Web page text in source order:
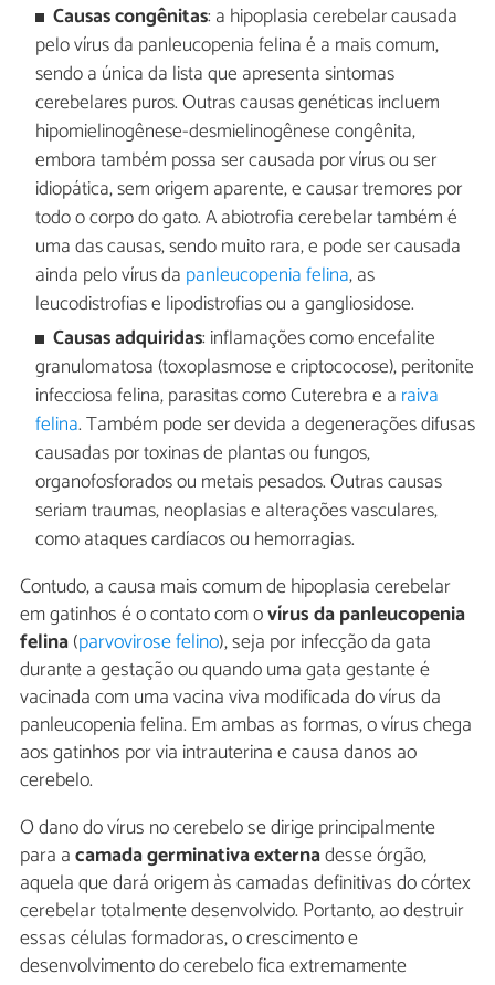
Causas congênitas: a hipoplasia cerebelar causada
pelo vírus da panleucopenia felina é a mais comum,
sendo a única da lista que apresenta sintomas
cerebelares puros. Outras causas genéticas incluem
hipomielinogênese-desmielinogênese congênita,
embora também possa ser causada por vírus ou ser
idiopática, sem origem aparente, e causar tremores por
todo o corpo do gato. A abiotrofia cerebelar também é
uma das causas, sendo muito rara, e pode ser causada
ainda pelo vírus da panleucopenia felina, as
leucodistrofias e lipodistrofias ou a gangliosidose.
Causas adquiridas: inflamações como encefalite
granulomatosa (toxoplasmose e criptococose), peritonite
infecciosa felina, parasitas como Cuterebra e a raiva
felina. Também pode ser devida a degenerações difusas
causadas por toxinas de plantas ou fungos,
organofosforados ou metais pesados. Outras causas
seriam traumas, neoplasias e alterações vasculares,
como ataques cardíacos ou hemorragias.
Contudo, a causa mais comum de hipoplasia cerebelar
em gatinhos é o contato com ovírus da panleucopenia
felina(parvovirose felino), seja por infecção da gata
durante a gestação ou quando uma gata gestante é
vacinada com uma vacina viva modificada do vírus da
panleucopenia felina. Em ambas as formas, o vírus chega
aos gatinhos por via intrauterina e causa danos ao
cerebelo.
O dano do vírus no cerebelo se dirige principalmente
para acamada germinativa externadesse órgão,
aquela que dará origem às camadas definitivas do córtex
cerebelar totalmente desenvolvido. Portanto, ao destruir
essas células formadoras, o crescimento e
desenvolvimento do cerebelo fica extremamente